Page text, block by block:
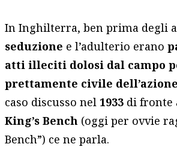
In Inghilterra, ben prima degli
seduzione e l’adulterio erano
atti illeciti dolosi dal campo
prettamente civile
caso discusso nel1933 di fronte
King’s Bench (oggi per ovvie
Bench”) ce ne parla.